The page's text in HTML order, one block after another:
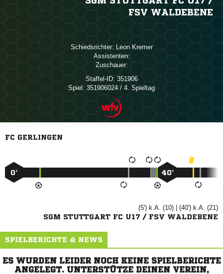
FSV WALDEBENE
Schiedsrichter:  
Assistenten:
Zuschauer:
Staffel-ID: 351906
Spiel: 351906024 / 4. Spieltag
FC GERLINGEN
0’ 40’
(5') k.A. (10) | (40') k.A. (21)
SGM STUTTGART FC U17 / FSV WALDEBENE
SPIELBERICHTE & NEWS
ES WURDEN LEIDER NOCH KEINE SPIELBERICHTE
ANGELEGT. UNTERSTÜTZE DEINEN VEREIN,